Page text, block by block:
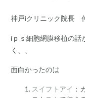
神戸iクリニック院長
iｐｓ細胞網膜移植の話
く、、
面白かったのは
スイフトアイ ：